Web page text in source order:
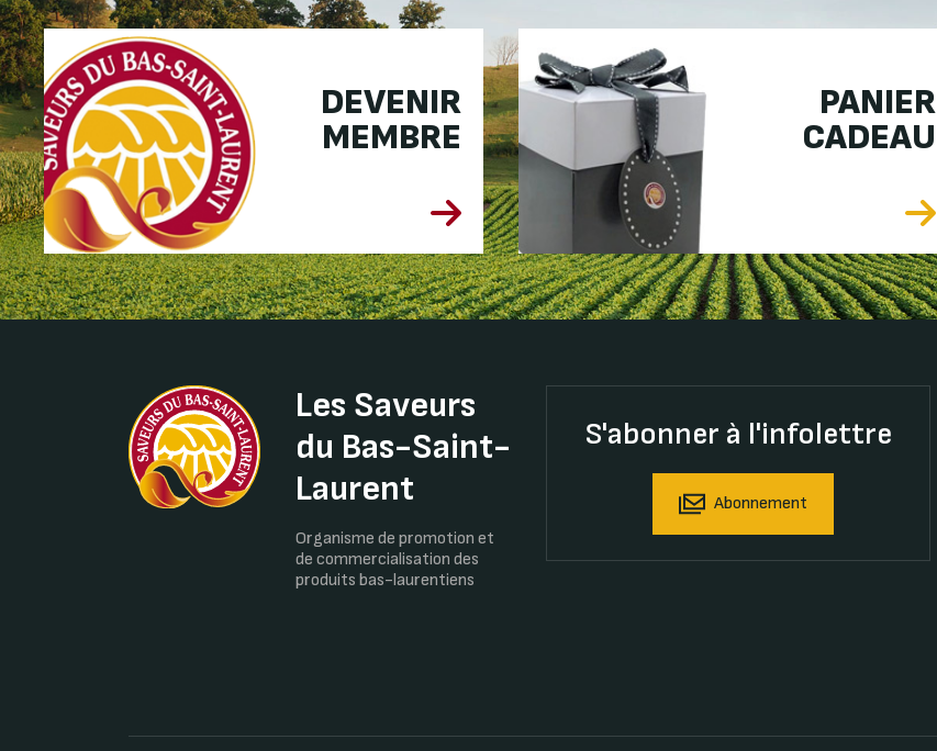
DEVENIR
MEMBRE
PANIER
CADEAU
Les Saveurs
du Bas-Saint-
Laurent
Organisme de promotion et
de commercialisation des
produits bas-laurentiens
S'abonner à l'infolettre
Abonnement